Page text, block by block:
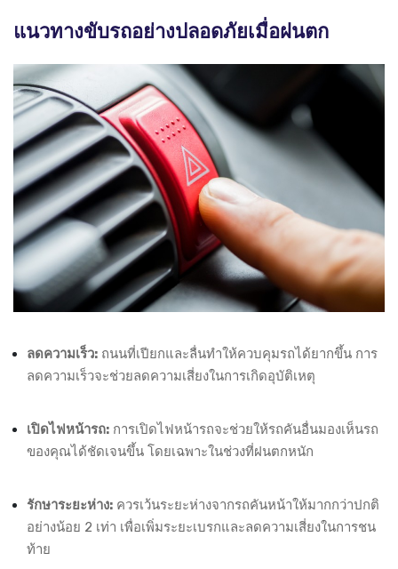
แนวทางขับรถอย่างปลอดภัยเมื่อฝนตก
ลดความเร็ว: ถนนที่เปียกและลื่นทำให้ควบคุมรถได้ยากขึ้น การ
ลดความเร็วจะช่วยลดความเสี่ยงในการเกิดอุบัติเหตุ
เปิดไฟหน้ารถ: การเปิดไฟหน้ารถจะช่วยให้รถคันอื่นมองเห็นรถ
ของคุณได้ชัดเจนขึ้น โดยเฉพาะในช่วงที่ฝนตกหนัก
รักษาระยะห่าง: ควรเว้นระยะห่างจากรถคันหน้าให้มากกว่าปกติ
อย่างน้อย 2 เท่า เพื่อเพิ่มระยะเบรกและลดความเสี่ยงในการชน
ท้าย